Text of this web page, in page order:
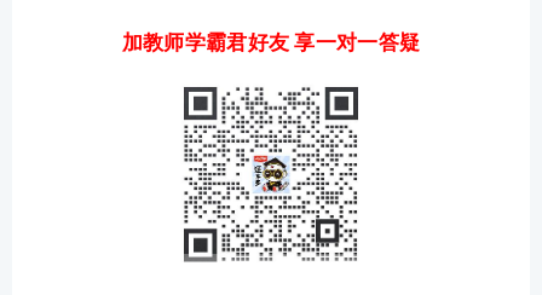
加教师学霸君好友 享一对一答疑